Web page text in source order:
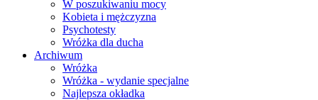
W poszukiwaniu mocy
Kobieta i mężczyzna
Psychotesty
Wróżka dla ducha
Archiwum
Wróżka
Wróżka - wydanie specjalne
Najlepsza okładka